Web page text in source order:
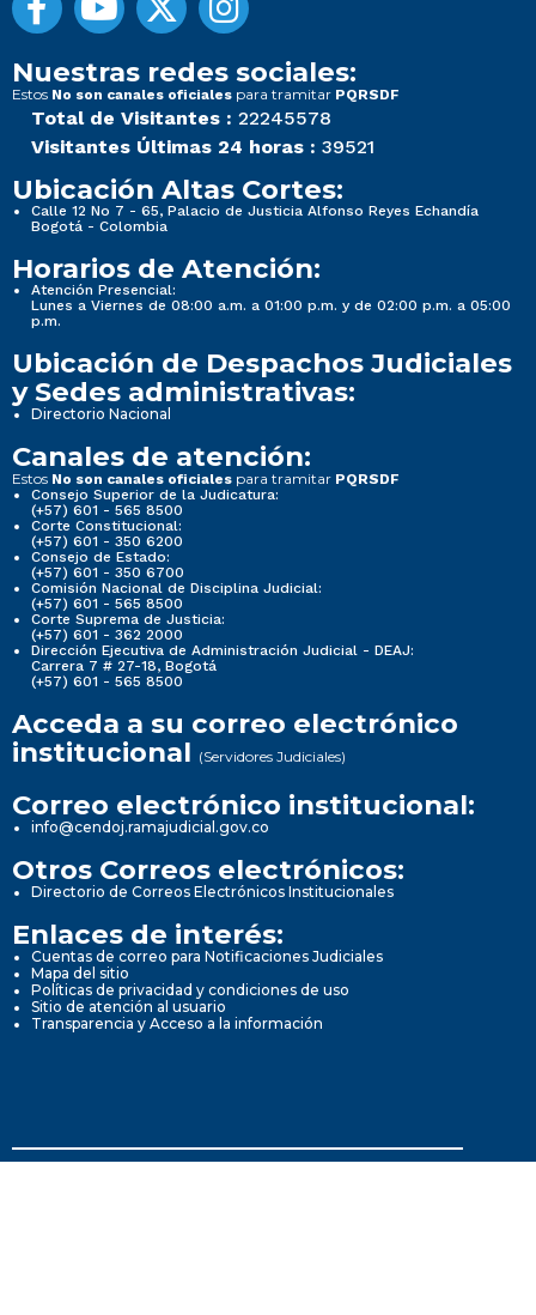
Nuestras redes sociales:
Estos No son canales oficiales para tramitar PQRSDF
Total de Visitantes : 22245578
Visitantes Últimas 24 horas : 39521
Ubicación Altas Cortes:
Calle 12 No 7 - 65, Palacio de Justicia Alfonso Reyes Echandía
Bogotá - Colombia
Horarios de Atención:
Atención Presencial:
Lunes a Viernes de 08:00 a.m. a 01:00 p.m. y de 02:00 p.m. a 05:00
p.m.
Ubicación de Despachos Judiciales
y Sedes administrativas:
Directorio Nacional
Canales de atención:
Estos No son canales oficiales para tramitar PQRSDF
Consejo Superior de la Judicatura:
(+57) 601 - 565 8500
Corte Constitucional:
(+57) 601 - 350 6200
Consejo de Estado:
(+57) 601 - 350 6700
Comisión Nacional de Disciplina Judicial:
(+57) 601 - 565 8500
Corte Suprema de Justicia:
(+57) 601 - 362 2000
Dirección Ejecutiva de Administración Judicial - DEAJ:
Carrera 7 # 27-18, Bogotá
(+57) 601 - 565 8500
Acceda a su correo electrónico
institucional (Servidores Judiciales)
Correo electrónico institucional:
info@cendoj.ramajudicial.gov.co
Otros Correos electrónicos:
Directorio de Correos Electrónicos Institucionales
Enlaces de interés:
Cuentas de correo para Notificaciones Judiciales
Mapa del sitio
Políticas de privacidad y condiciones de uso
Sitio de atención al usuario
Transparencia y Acceso a la información